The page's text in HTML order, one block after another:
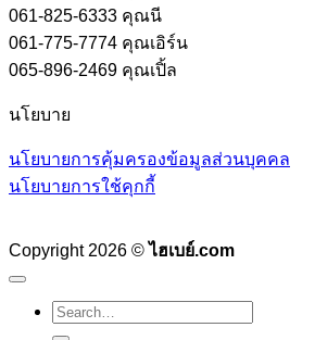
061-825-6333 คุณนี
061-775-7774 คุณเอิร์น
065-896-2469 คุณเปิ้ล
นโยบาย
นโยบายการคุ้มครองข้อมูลส่วนบุคคล
นโยบายการใช้คุกกี้
Copyright 2026 ©ไฮเบย์.com
Search
for: